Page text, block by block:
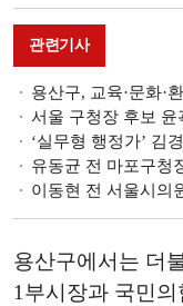
관련기사
용산구, 교육·문화·환경
서울 구청장 후보 윤
‘실무형 행정가’ 김경대 전
유동균 전 마포구청
이동현 전 서울시의
용산구에서는 더
1부시장과 국민